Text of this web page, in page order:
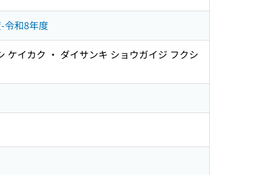
令和8年度
ケイカク ・ ダイサンキ ショウガイジ フクシ